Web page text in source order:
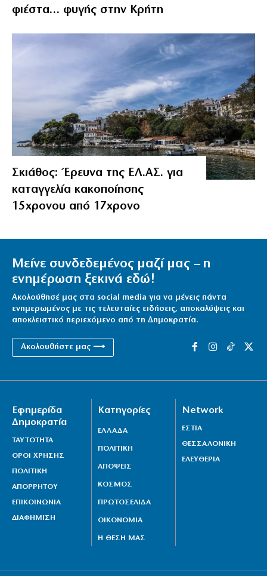
φιέστα… φυγής στην Κρήτη
Σκιάθος: Έρευνα της ΕΛ.ΑΣ. για
καταγγελία κακοποίησης
15χρονου από 17χρονο
Μείνε συνδεδεμένος μαζί μας – η
ενημέρωση ξεκινά εδώ!
Ακολούθησέ μας στα social media για να μένεις πάντα
ενημερωμένος με τις τελευταίες ειδήσεις, αποκαλύψεις και
αποκλειστικό περιεχόμενο από τη Δημοκρατία.
Ακολουθήστε μας ⟶
Εφημερίδα
Δημοκρατία
ΤΑΥΤΟΤΗΤΑ
ΟΡΟΙ ΧΡΗΣΗΣ
ΠΟΛΙΤΙΚΗ
ΑΠΟΡΡΗΤΟΥ
ΕΠΙΚΟΙΝΩΝΙΑ
ΔΙΑΦΗΜΙΣΗ
Κατηγορίες
ΕΛΛΑΔΑ
ΠΟΛΙΤΙΚΗ
ΑΠΟΨΕΙΣ
ΚΟΣΜΟΣ
ΠΡΩΤΟΣΕΛΙΔΑ
ΟΙΚΟΝΟΜΙΑ
Η ΘΕΣΗ ΜΑΣ
Network
ΕΣΤΙΑ
ΘΕΣΣΑΛΟΝΙΚΗ
ΕΛΕΥΘΕΡΙΑ